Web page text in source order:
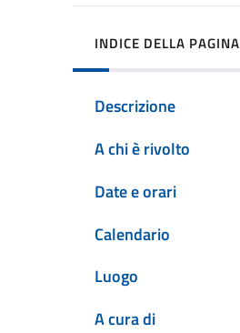
INDICE DELLA PAGINA
Descrizione
A chi è rivolto
Date e orari
Calendario
Luogo
A cura di